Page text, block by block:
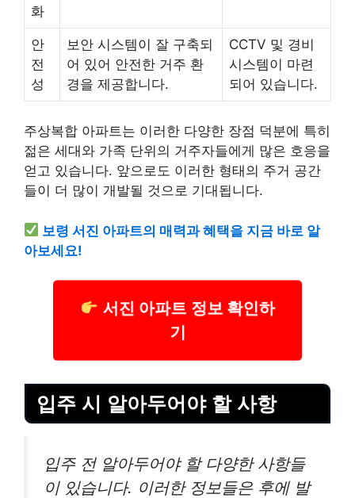
화
안
전
성
보안 시스템이 잘 구축되
어 있어 안전한 거주 환
경을 제공합니다.
CCTV 및 경비
시스템이 마련
되어 있습니다.
주상복합 아파트는 이러한 다양한 장점 덕분에 특히
젊은 세대와 가족 단위의 거주자들에게 많은 호응을
얻고 있습니다. 앞으로도 이러한 형태의 주거 공간
들이 더 많이 개발될 것으로 기대됩니다.
보령 서진 아파트의 매력과 혜택을 지금 바로 알
아보세요!
서진 아파트 정보 확인하
기
입주 시 알아두어야 할 사항
입주 전 알아두어야 할 다양한 사항들
이 있습니다. 이러한 정보들은 후에 발